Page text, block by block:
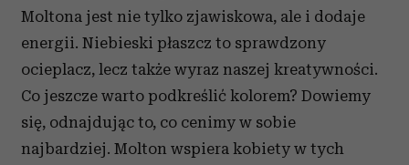
Moltona jest nie tylko zjawiskowa, ale i dodaje
energii. Niebieski płaszcz to sprawdzony
ocieplacz, lecz także wyraz naszej kreatywności.
Co jeszcze warto podkreślić kolorem? Dowiemy
się, odnajdując to, co cenimy w sobie
najbardziej. Molton wspiera kobiety w tych